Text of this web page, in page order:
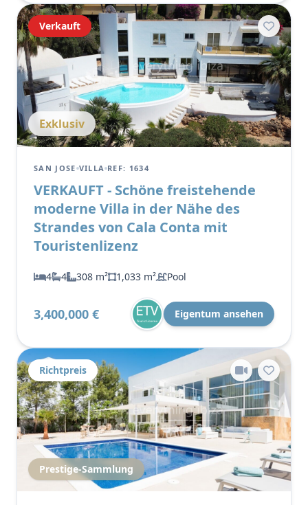
Verkauft
Exklusiv
SAN JOSE VILLA REF: 1634
VERKAUFT - Schöne freistehende
moderne Villa in der Nähe des
Strandes von Cala Conta mit
Touristenlizenz
4 4 308 m² 1,033 m² Pool
3,400,000 € Eigentum ansehen
Richtpreis
Prestige-Sammlung